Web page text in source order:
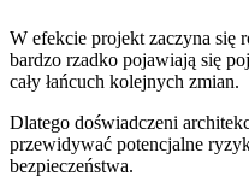
W efekcie projekt zaczyna się
bardzo rzadko pojawiają się
cały łańcuch kolejnych zmian.
Dlatego doświadczeni
przewidywać potencjalne
bezpieczeństwa.